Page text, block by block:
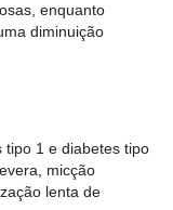
enquanto
diminuição
tipo 1 e diabetes tipo
micção
lenta de